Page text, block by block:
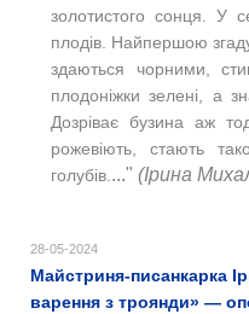
золотистого сонця. У
плодів. Найпершою
здаються чорними,
плодоніжки зелені, а
Дозріває бузина аж
рожевіють, стають
голубів. ..." (Ірина
28-05-2024
Майстриня-писанкарка
варення з троянди» —